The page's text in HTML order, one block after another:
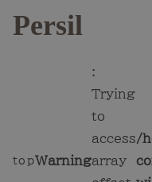
Persil
topWarning
:
Trying
to
access
array
/